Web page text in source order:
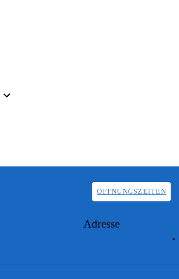
ÖFFNUNGSZEITEN
Adresse